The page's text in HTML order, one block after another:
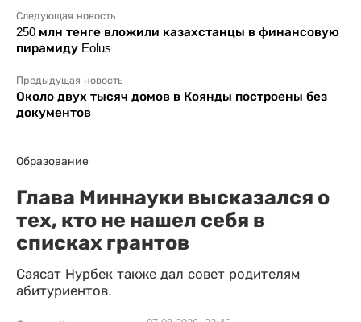
Следующая новость
250 млн тенге вложили казахстанцы в финансовую
пирамиду Eolus
Предыдущая новость
Около двух тысяч домов в Коянды построены без
документов
Образование
Глава Миннауки высказался о
тех, кто не нашел себя в
списках грантов
Саясат Нурбек также дал совет родителям
абитуриентов.